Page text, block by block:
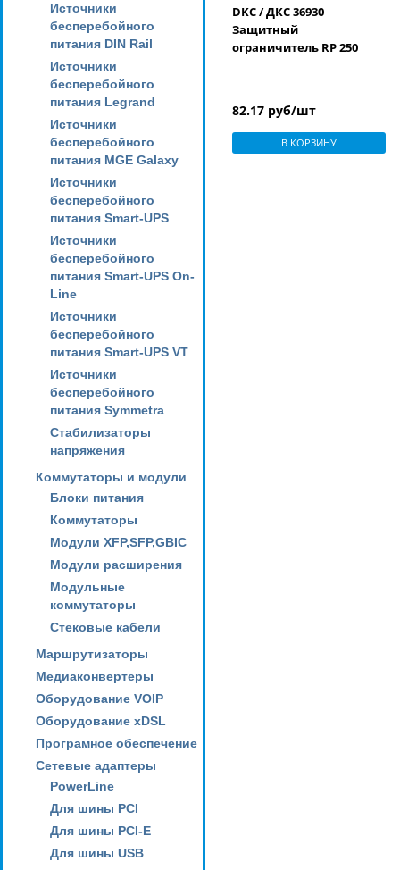
Источники
бесперебойного
питания DIN Rail
Источники
бесперебойного
питания Legrand
Источники
бесперебойного
питания MGE Galaxy
Источники
бесперебойного
питания Smart-UPS
Источники
бесперебойного
питания Smart-UPS On-
Line
Источники
бесперебойного
питания Smart-UPS VT
Источники
бесперебойного
питания Symmetra
Стабилизаторы
напряжения
Коммутаторы и модули
Блоки питания
Коммутаторы
Модули XFP,SFP,GBIC
Модули расширения
Модульные
коммутаторы
Стековые кабели
Маршрутизаторы
Медиаконвертеры
Оборудование VOIP
Оборудование xDSL
Програмное обеспечение
Сетевые адаптеры
PowerLine
Для шины PCI
Для шины PCI-E
Для шины USB
DKC / ДКС 36930
Защитный
ограничитель RP 250
82.17 руб/шт
В КОРЗИНУ